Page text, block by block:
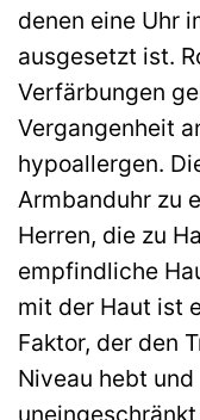
denen eine Uhr
ausgesetzt ist.
Verfärbungen
Vergangenheit
hypoallergen.
Armbanduhr zu
Herren, die zu
empfindliche
mit der Haut ist
Faktor, der den
Niveau hebt